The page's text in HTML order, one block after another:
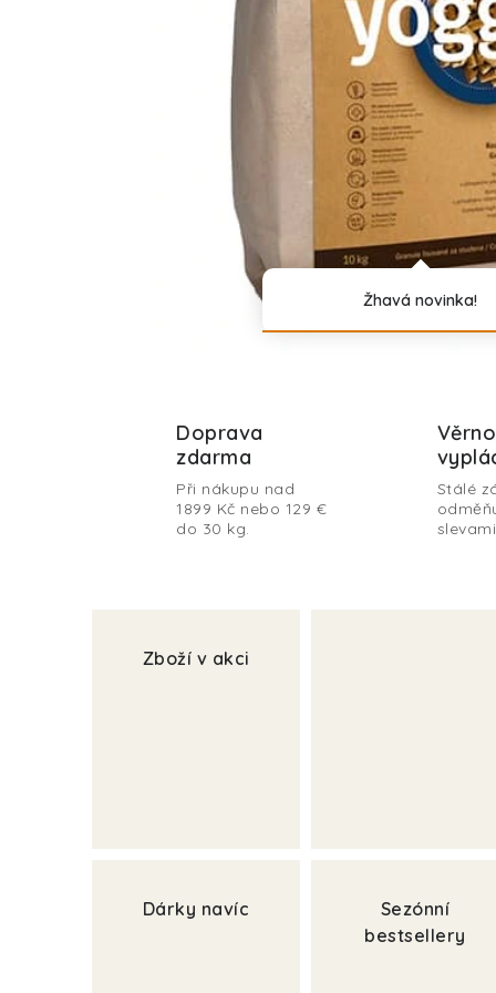
Žhavá novinka!
Doprava
zdarma
Při nákupu nad
1899 Kč nebo 129 €
do 30 kg.
Stálé
Zboží v akci
Dárky navíc
Sezónní
bestsellery